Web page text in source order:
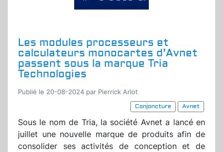
Les modules processeurs et
calculateurs monocartes d’Avnet
passent sous la marque Tria
Technologies
Publié le 20-08-2024 par Pierrick Arlot
Conjoncture
Avnet
Sous le nom de Tria, la société Avnet a lancé en
juillet une nouvelle marque de produits afin de
consolider ses activités de conception et de